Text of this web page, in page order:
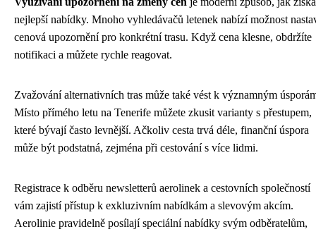
nejlepší nabídky. Mnoho vyhledávačů letenek nabízí možnost
cenová upozornění pro konkrétní trasu. Když cena klesne, obdržíte
notifikaci a můžete rychle reagovat.
Zvažování alternativních tras může také vést k významným
Místo přímého letu na Tenerife můžete zkusit varianty s přestupem,
které bývají často levnější. Ačkoliv cesta trvá déle, finanční úspora
může být podstatná, zejména při cestování s více lidmi.
Registrace k odběru newsletterů aerolinek a cestovních společností
vám zajistí přístup k exkluzivním nabídkám a slevovým akcím.
Aerolinie pravidelně posílají speciální nabídky svým odběratelům,